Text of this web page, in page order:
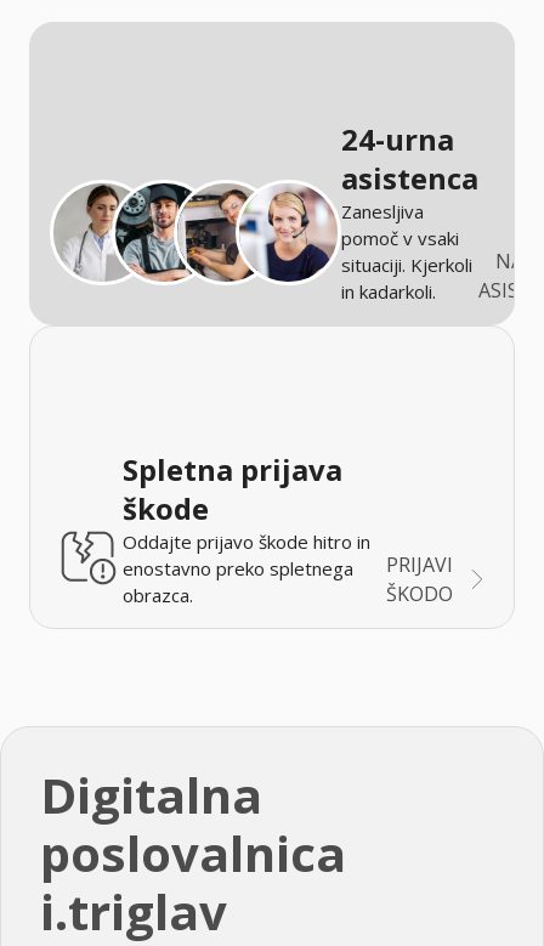
24-urna
asistenca
Zanesljiva
pomoč v vsaki
situaciji. Kjerkoli
in kadarkoli.
Spletna prijava
škode
Oddajte prijavo škode hitro in
enostavno preko spletnega
obrazca.
PRIJAVI
ŠKODO
Digitalna
poslovalnica
i.triglav